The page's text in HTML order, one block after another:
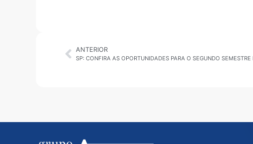
ANTERIOR
SP: CONFIRA AS OPORTUNIDADES PARA O SEGUNDO